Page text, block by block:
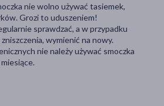
nie wolno używać tasiemek,
Grozi to uduszeniem!
sprawdzać, a w przypadku
wymienić na nowy.
nie należy używać smoczka